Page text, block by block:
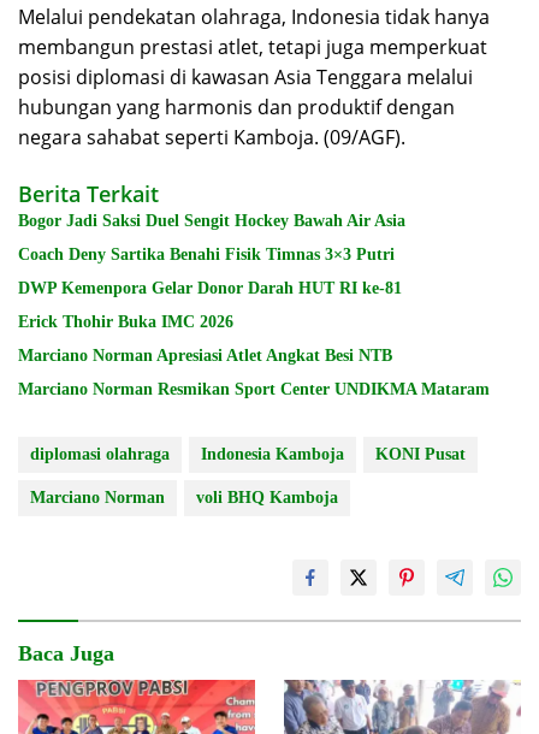
Melalui pendekatan olahraga, Indonesia tidak hanya
membangun prestasi atlet, tetapi juga memperkuat
posisi diplomasi di kawasan Asia Tenggara melalui
hubungan yang harmonis dan produktif dengan
negara sahabat seperti Kamboja. (09/AGF).
Berita Terkait
Bogor Jadi Saksi Duel Sengit Hockey Bawah Air Asia
Coach Deny Sartika Benahi Fisik Timnas 3×3 Putri
DWP Kemenpora Gelar Donor Darah HUT RI ke-81
Erick Thohir Buka IMC 2026
Marciano Norman Apresiasi Atlet Angkat Besi NTB
Marciano Norman Resmikan Sport Center UNDIKMA Mataram
diplomasi olahraga Indonesia Kamboja KONI Pusat
Marciano Norman voli BHQ Kamboja
Baca Juga